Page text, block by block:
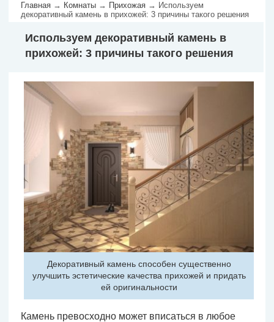
Главная → Комнаты → Прихожая → Используем
декоративный камень в прихожей: 3 причины такого решения
Используем декоративный камень в
прихожей: 3 причины такого решения
Декоративный камень способен существенно
улучшить эстетические качества прихожей и придать
ей оригинальности
Камень превосходно может вписаться в любое